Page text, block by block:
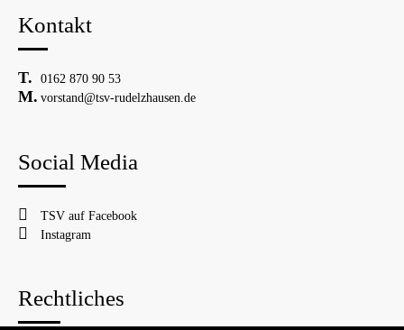
Kontakt
0162 870 90 53
vorstand@tsv-rudelzhausen.de
Social Media
TSV auf Facebook
Instagram
Rechtliches